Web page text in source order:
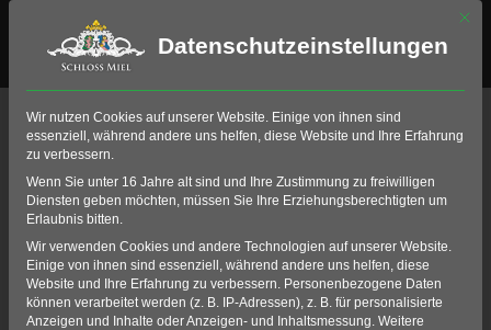
Der Schlosshof
Home Events Location & Mieten Innenhof
Der Schlossinnenhof von
Schloss Miel
Ob Empfänge, Konzerte, Messen oder
Mit
Datenschutzeinstellungen
Wir nutzen Cookies auf unserer Website. Einige von ihnen sind
essenziell, während andere uns helfen, diese Website und Ihre Erfahrung
zu verbessern.
Wenn Sie unter 16 Jahre alt sind und Ihre Zustimmung zu freiwilligen
Diensten geben möchten, müssen Sie Ihre Erziehungsberechtigten um
Erlaubnis bitten.
Wir verwenden Cookies und andere Technologien auf unserer Website.
Einige von ihnen sind essenziell, während andere uns helfen, diese
Website und Ihre Erfahrung zu verbessern. Personenbezogene Daten
können verarbeitet werden (z. B. IP-Adressen), z. B. für personalisierte
Anzeigen und Inhalte oder Anzeigen- und Inhaltsmessung. Weitere